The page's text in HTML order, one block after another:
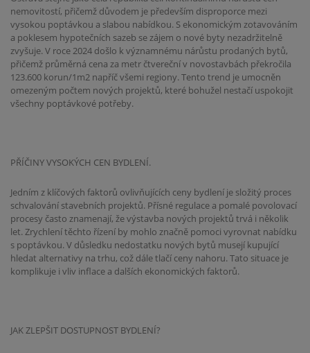
nemovitostí, přičemž důvodem je především disproporce mezi
vysokou poptávkou a slabou nabídkou. S ekonomickým zotavováním
a poklesem hypotečních sazeb se zájem o nové byty nezadržitelně
zvyšuje. V roce 2024 došlo k významnému nárůstu prodaných bytů,
přičemž průměrná cena za metr čtvereční v novostavbách překročila
123.600 korun/1m2 napříč všemi regiony. Tento trend je umocněn
omezeným počtem nových projektů, které bohužel nestačí uspokojit
všechny poptávkové potřeby.
PŘÍČINY VYSOKÝCH CEN BYDLENÍ.
Jedním z klíčových faktorů ovlivňujících ceny bydlení je složitý proces
schvalování stavebních projektů. Přísné regulace a pomalé povolovací
procesy často znamenají, že výstavba nových projektů trvá i několik
let. Zrychlení těchto řízení by mohlo značně pomoci vyrovnat nabídku
s poptávkou. V důsledku nedostatku nových bytů musejí kupující
hledat alternativy na trhu, což dále tlačí ceny nahoru. Tato situace je
komplikuje i vliv inflace a dalších ekonomických faktorů.
JAK ZLEPŠIT DOSTUPNOST BYDLENÍ?